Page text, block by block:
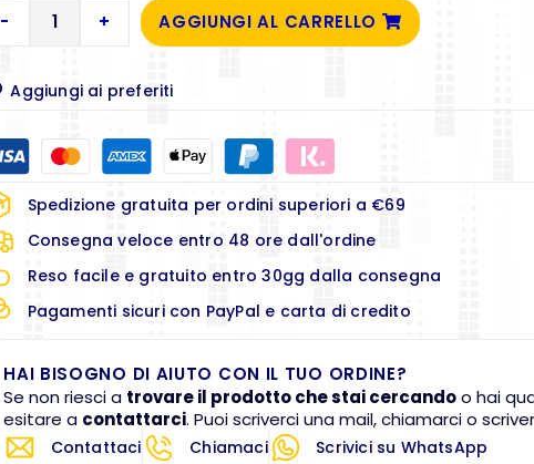
- + AGGIUNGI AL CARRELLO
Aggiungi ai preferiti
Spedizione gratuita per ordini superiori a €69
Consegna veloce entro 48 ore dall'ordine
Reso facile e gratuito entro 30gg dalla consegna
Pagamenti sicuri con PayPal e carta di credito
HAI BISOGNO DI AIUTO CON IL TUO ORDINE?
Se non riesci a trovare il prodotto che stai cercandoo hai
esitare a contattarci. Puoi scriverci una mail, chiamarci o
Contattaci Chiamaci Scrivici su WhatsApp